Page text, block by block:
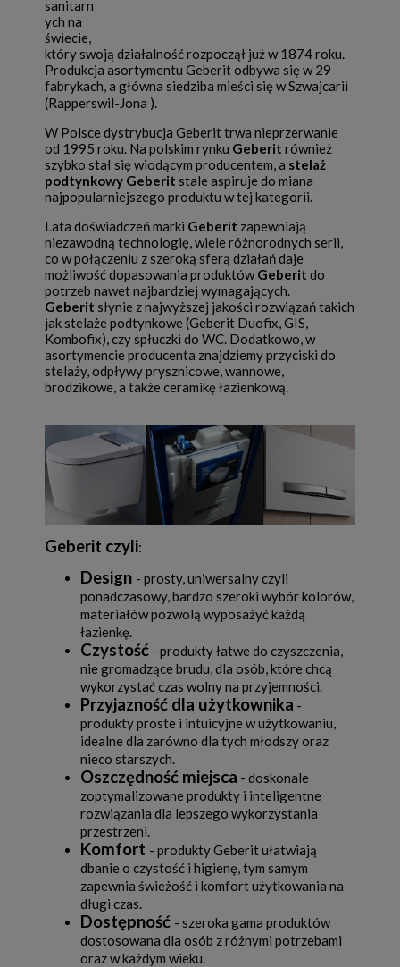
sanitarn
ych na
świecie,
który swoją działalność rozpoczął już w 1874 roku.
Produkcja asortymentu Geberit odbywa się w 29
fabrykach, a główna siedziba mieści się w Szwajcarii
(Rapperswil-Jona ).
W Polsce dystrybucja Geberit trwa nieprzerwanie
od 1995 roku. Na polskim rynku Geberit również
szybko stał się wiodącym producentem, a stelaż
podtynkowy Geberit stale aspiruje do miana
najpopularniejszego produktu w tej kategorii.
Lata doświadczeń marki Geberit zapewniają
niezawodną technologię, wiele różnorodnych serii,
co w połączeniu z szeroką sferą działań daje
możliwość dopasowania produktówGeberit do
potrzeb nawet najbardziej wymagających.
Geberit słynie z najwyższej jakości rozwiązań takich
jak stelaże podtynkowe (Geberit Duofix, GIS,
Kombofix), czy spłuczki do WC. Dodatkowo, w
asortymencie producenta znajdziemy przyciski do
stelaży, odpływy prysznicowe, wannowe,
brodzikowe, a także ceramikę łazienkową.
Geberit czyli:
Design - prosty, uniwersalny czyli
ponadczasowy, bardzo szeroki wybór kolorów,
materiałów pozwolą wyposażyć każdą
łazienkę.
Czystość - produkty łatwe do czyszczenia,
nie gromadzące brudu, dla osób, które chcą
wykorzystać czas wolny na przyjemności.
Przyjazność dla użytkownika -
produkty proste i intuicyjne w użytkowaniu,
idealne dla zarówno dla tych młodszy oraz
nieco starszych.
Oszczędność miejsca - doskonale
zoptymalizowane produkty i inteligentne
rozwiązania dla lepszego wykorzystania
przestrzeni.
Komfort - produkty Geberit ułatwiają
dbanie o czystość i higienę, tym samym
zapewnia świeżość i komfort użytkowania na
długi czas.
Dostępność - szeroka gama produktów
dostosowana dla osób z różnymi potrzebami
oraz w każdym wieku.